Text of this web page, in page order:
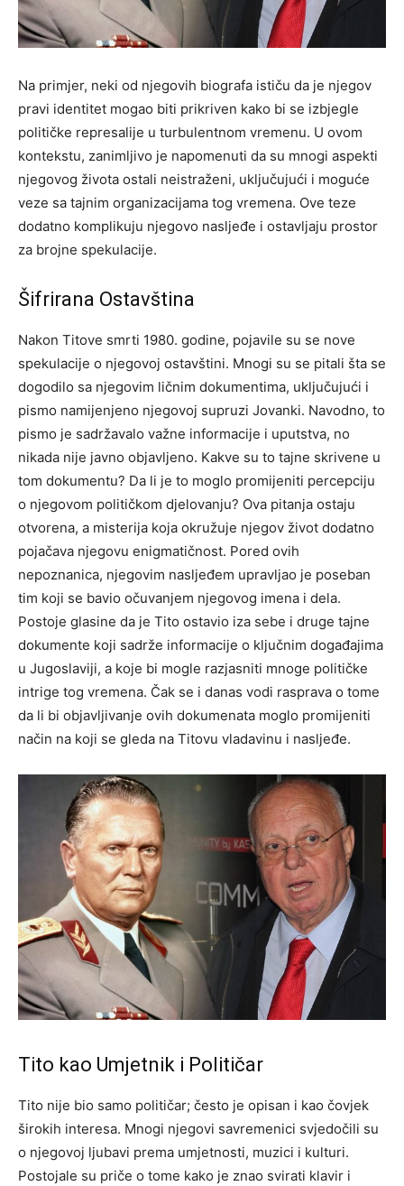
Na primjer, neki od njegovih biografa ističu da je njegov
pravi identitet mogao biti prikriven kako bi se izbjegle
političke represalije u turbulentnom vremenu. U ovom
kontekstu, zanimljivo je napomenuti da su mnogi aspekti
njegovog života ostali neistraženi, uključujući i moguće
veze sa tajnim organizacijama tog vremena. Ove teze
dodatno komplikuju njegovo nasljeđe i ostavljaju prostor
za brojne spekulacije.
Šifrirana Ostavština
Nakon Titove smrti 1980. godine, pojavile su se nove
spekulacije o njegovoj ostavštini. Mnogi su se pitali šta se
dogodilo sa njegovim ličnim dokumentima, uključujući i
pismo namijenjeno njegovoj supruzi Jovanki. Navodno, to
pismo je sadržavalo važne informacije i uputstva, no
nikada nije javno objavljeno. Kakve su to tajne skrivene u
tom dokumentu? Da li je to moglo promijeniti percepciju
o njegovom političkom djelovanju? Ova pitanja ostaju
otvorena, a misterija koja okružuje njegov život dodatno
pojačava njegovu enigmatičnost. Pored ovih
nepoznanica, njegovim nasljeđem upravljao je poseban
tim koji se bavio očuvanjem njegovog imena i dela.
Postoje glasine da je Tito ostavio iza sebe i druge tajne
dokumente koji sadrže informacije o ključnim događajima
u Jugoslaviji, a koje bi mogle razjasniti mnoge političke
intrige tog vremena. Čak se i danas vodi rasprava o tome
da li bi objavljivanje ovih dokumenata moglo promijeniti
način na koji se gleda na Titovu vladavinu i nasljeđe.
Tito kao Umjetnik i Političar
Tito nije bio samo političar; često je opisan i kao čovjek
širokih interesa. Mnogi njegovi savremenici svjedočili su
o njegovoj ljubavi prema umjetnosti, muzici i kulturi.
Postojale su priče o tome kako je znao svirati klavir i